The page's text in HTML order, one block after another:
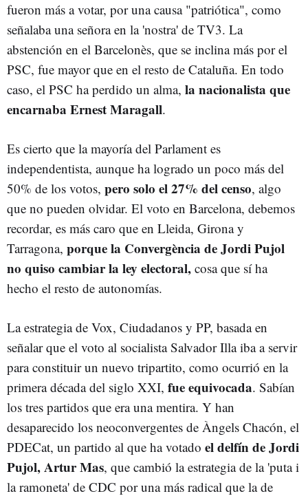
fueron más a votar, por una causa "patriótica", como
señalaba una señora en la 'nostra' de TV3. La
abstención en el Barcelonès, que se inclina más por el
PSC, fue mayor que en el resto de Cataluña. En todo
caso, el PSC ha perdido un alma, la nacionalista que
encarnaba Ernest Maragall.
Es cierto que la mayoría del Parlament es
independentista, aunque ha logrado un poco más del
50% de los votos, pero solo el 27% del censo, algo
que no pueden olvidar. El voto en Barcelona, debemos
recordar, es más caro que en Lleida, Girona y
Tarragona, porque la Convergència de Jordi Pujol
no quiso cambiar la ley electoral, cosa que sí ha
hecho el resto de autonomías.
La estrategia de Vox, Ciudadanos y PP, basada en
señalar que el voto al socialista Salvador Illa iba a servir
para constituir un nuevo tripartito, como ocurrió en la
primera década del siglo XXI, fue equivocada. Sabían
los tres partidos que era una mentira. Y han
desaparecido los neoconvergentes de Àngels Chacón, el
PDECat, un partido al que ha votado el delfín de Jordi
Pujol, Artur Mas, que cambió la estrategia de la 'puta i
la ramoneta' de CDC por una más radical que la de